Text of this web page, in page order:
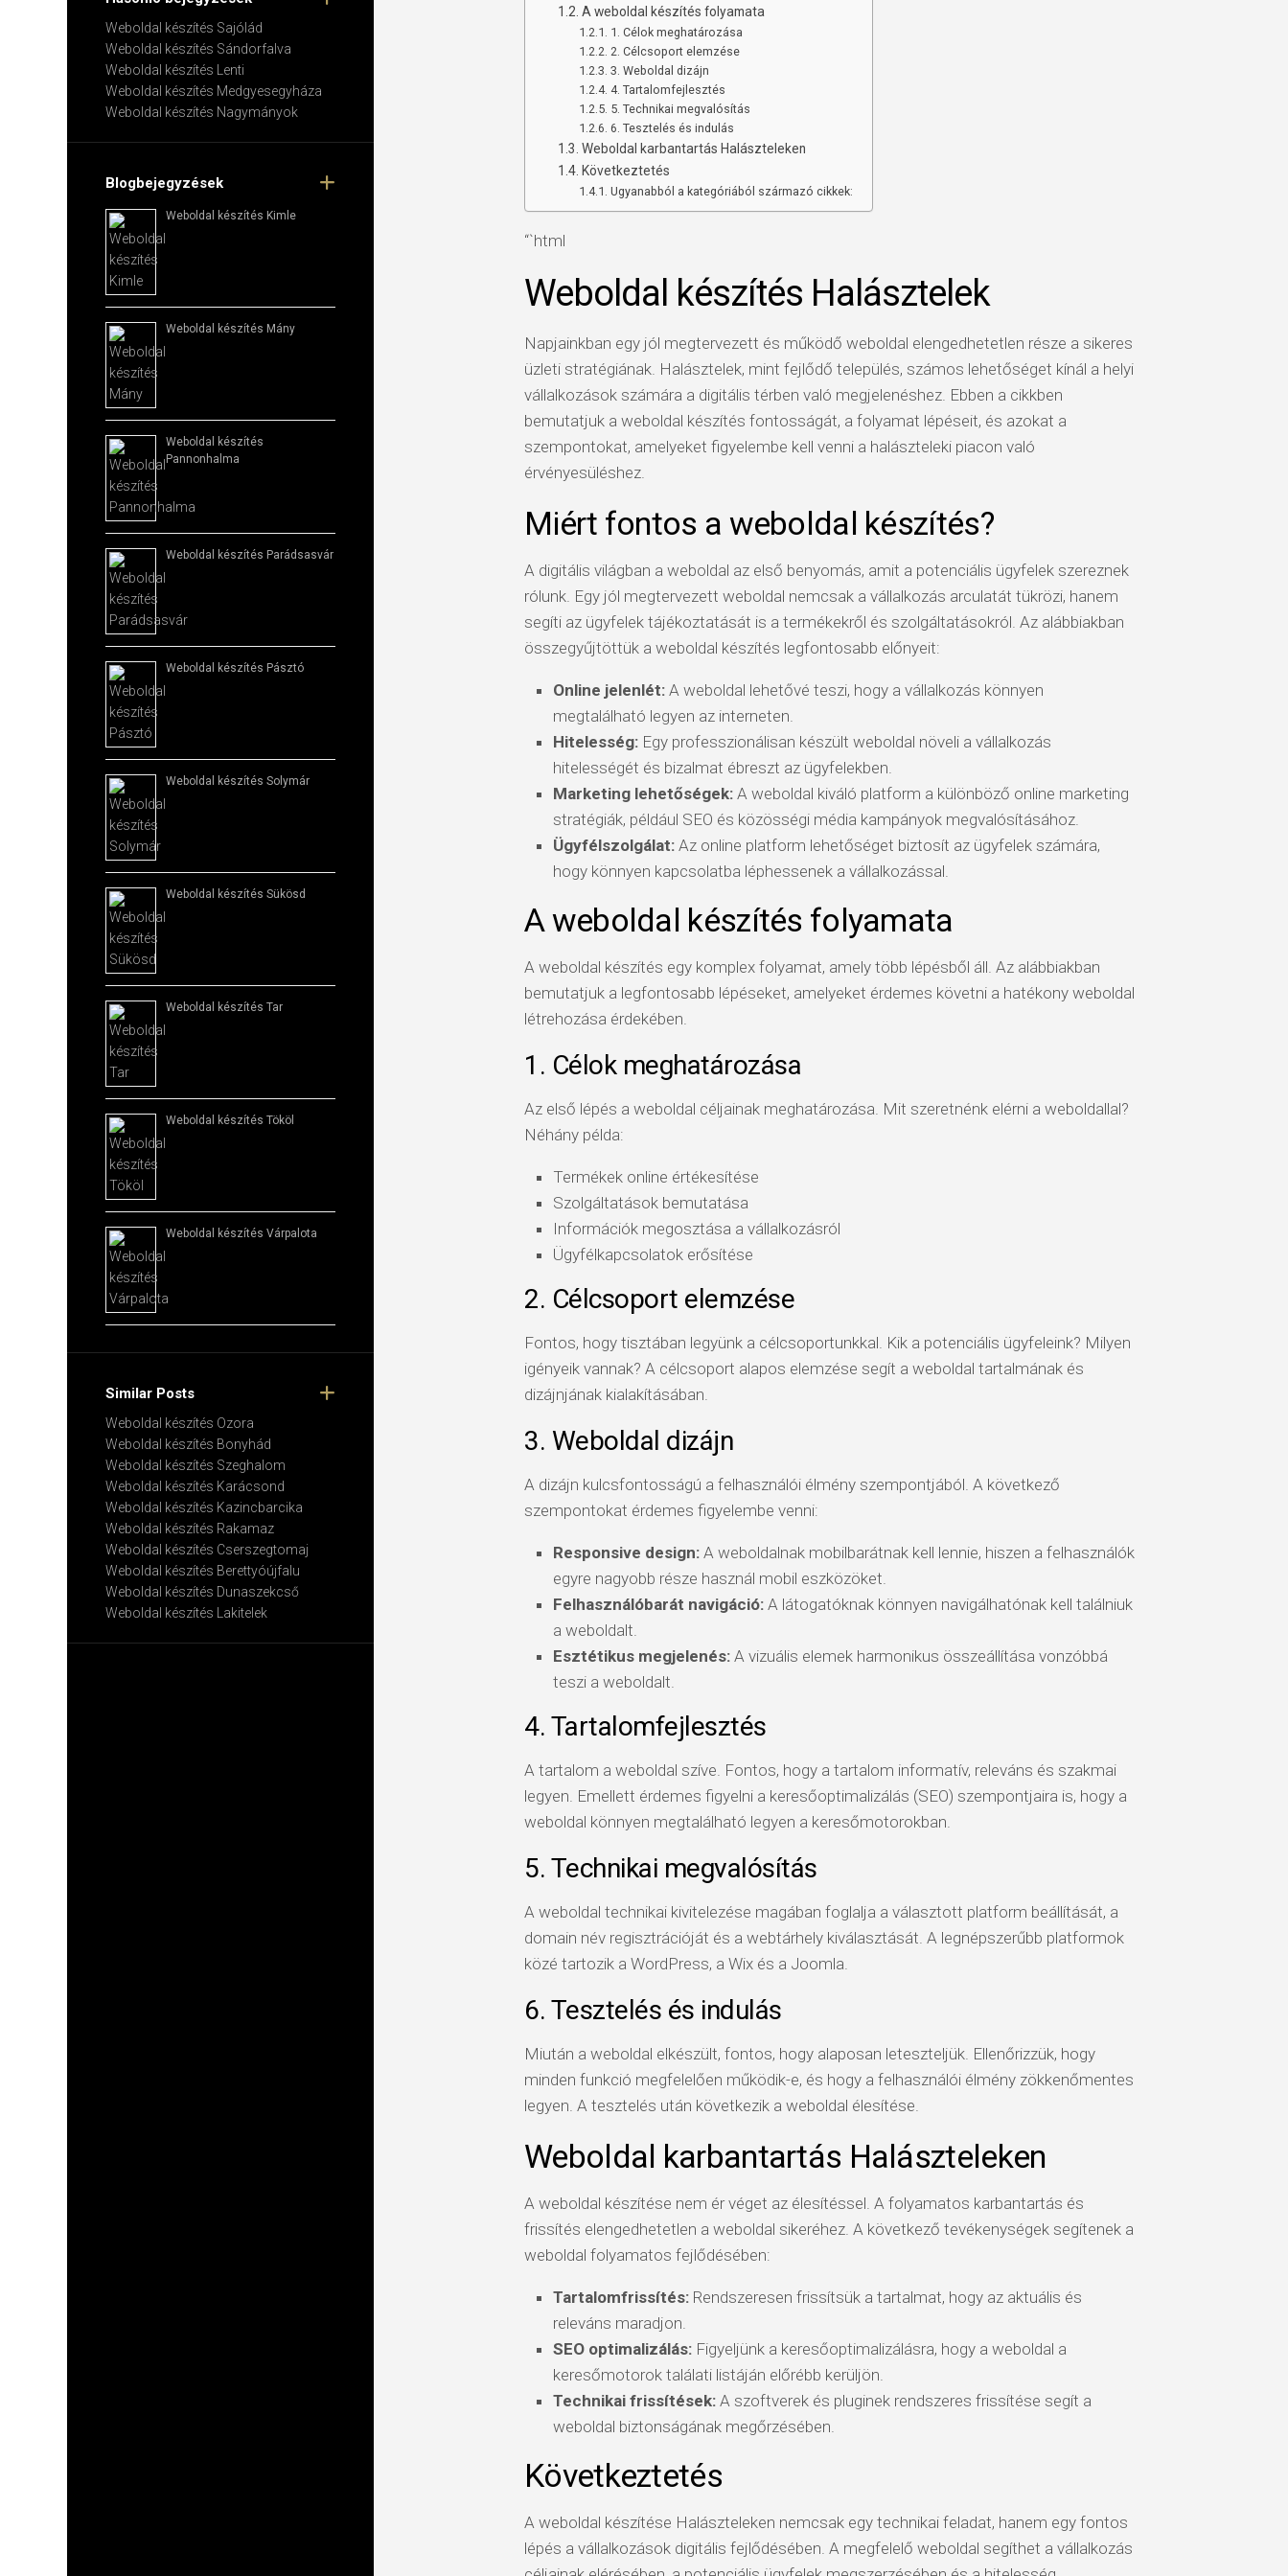
A weboldal készítés folyamata
1. Célok meghatározása
2. Célcsoport elemzése
3. Weboldal dizájn
4. Tartalomfejlesztés
5. Technikai megvalósítás
6. Tesztelés és indulás
Weboldal karbantartás Halászteleken
Következtetés
Ugyanabból a kategóriából származó cikkek:
“`html
Weboldal készítés Halásztelek
Napjainkban egy jól megtervezett és működő weboldal elengedhetetlen része a sikeres
üzleti stratégiának. Halásztelek, mint fejlődő település, számos lehetőséget kínál a helyi
vállalkozások számára a digitális térben való megjelenéshez. Ebben a cikkben
bemutatjuk a weboldal készítés fontosságát, a folyamat lépéseit, és azokat a
szempontokat, amelyeket figyelembe kell venni a halászteleki piacon való
érvényesüléshez.
Miért fontos a weboldal készítés?
A digitális világban a weboldal az első benyomás, amit a potenciális ügyfelek szereznek
rólunk. Egy jól megtervezett weboldal nemcsak a vállalkozás arculatát tükrözi, hanem
segíti az ügyfelek tájékoztatását is a termékekről és szolgáltatásokról. Az alábbiakban
összegyűjtöttük a weboldal készítés legfontosabb előnyeit:
Online jelenlét: A weboldal lehetővé teszi, hogy a vállalkozás könnyen
megtalálható legyen az interneten.
Hitelesség: Egy professzionálisan készült weboldal növeli a vállalkozás
hitelességét és bizalmat ébreszt az ügyfelekben.
Marketing lehetőségek: A weboldal kiváló platform a különböző online marketing
stratégiák, például SEO és közösségi média kampányok megvalósításához.
Ügyfélszolgálat: Az online platform lehetőséget biztosít az ügyfelek számára,
hogy könnyen kapcsolatba léphessenek a vállalkozással.
A weboldal készítés folyamata
A weboldal készítés egy komplex folyamat, amely több lépésből áll. Az alábbiakban
bemutatjuk a legfontosabb lépéseket, amelyeket érdemes követni a hatékony weboldal
létrehozása érdekében.
1. Célok meghatározása
Az első lépés a weboldal céljainak meghatározása. Mit szeretnénk elérni a weboldallal?
Néhány példa:
Termékek online értékesítése
Szolgáltatások bemutatása
Információk megosztása a vállalkozásról
Ügyfélkapcsolatok erősítése
2. Célcsoport elemzése
Fontos, hogy tisztában legyünk a célcsoportunkkal. Kik a potenciális ügyfeleink? Milyen
igényeik vannak? A célcsoport alapos elemzése segít a weboldal tartalmának és
dizájnjának kialakításában.
3. Weboldal dizájn
A dizájn kulcsfontosságú a felhasználói élmény szempontjából. A következő
szempontokat érdemes figyelembe venni:
Responsive design: A weboldalnak mobilbarátnak kell lennie, hiszen a felhasználók
egyre nagyobb része használ mobil eszközöket.
Felhasználóbarát navigáció: A látogatóknak könnyen navigálhatónak kell találniuk
a weboldalt.
Esztétikus megjelenés: A vizuális elemek harmonikus összeállítása vonzóbbá
teszi a weboldalt.
4. Tartalomfejlesztés
A tartalom a weboldal szíve. Fontos, hogy a tartalom informatív, releváns és szakmai
legyen. Emellett érdemes figyelni a keresőoptimalizálás (SEO) szempontjaira is, hogy a
weboldal könnyen megtalálható legyen a keresőmotorokban.
5. Technikai megvalósítás
A weboldal technikai kivitelezése magában foglalja a választott platform beállítását, a
domain név regisztrációját és a webtárhely kiválasztását. A legnépszerűbb platformok
közé tartozik a WordPress, a Wix és a Joomla.
6. Tesztelés és indulás
Miután a weboldal elkészült, fontos, hogy alaposan leteszteljük. Ellenőrizzük, hogy
minden funkció megfelelően működik-e, és hogy a felhasználói élmény zökkenőmentes
legyen. A tesztelés után következik a weboldal élesítése.
Weboldal karbantartás Halászteleken
A weboldal készítése nem ér véget az élesítéssel. A folyamatos karbantartás és
frissítés elengedhetetlen a weboldal sikeréhez. A következő tevékenységek segítenek a
weboldal folyamatos fejlődésében:
Tartalomfrissítés: Rendszeresen frissítsük a tartalmat, hogy az aktuális és
releváns maradjon.
SEO optimalizálás: Figyeljünk a keresőoptimalizálásra, hogy a weboldal a
keresőmotorok találati listáján előrébb kerüljön.
Technikai frissítések: A szoftverek és pluginek rendszeres frissítése segít a
weboldal biztonságának megőrzésében.
Következtetés
A weboldal készítése Halászteleken nemcsak egy technikai feladat, hanem egy fontos
lépés a vállalkozások digitális fejlődésében. A megfelelő weboldal segíthet a vállalkozás
Weboldal készítés​ Sajólád
Weboldal készítés​ Sándorfalva
Weboldal készítés​ Lenti
Weboldal készítés​ Medgyesegyháza
Weboldal készítés​ Nagymányok
Blogbejegyzések
Weboldal készítés​ Kimle
Weboldal készítés​ Mány
Weboldal készítés​
Pannonhalma
Weboldal készítés​ Parádsasvár
Weboldal készítés​ Pásztó
Weboldal készítés​ Solymár
Weboldal készítés​ Sükösd
Weboldal készítés​ Tar
Weboldal készítés​ Tököl
Weboldal készítés​ Várpalota
Similar Posts
Weboldal készítés​ Ozora
Weboldal készítés​ Bonyhád
Weboldal készítés​ Szeghalom
Weboldal készítés​ Karácsond
Weboldal készítés​ Kazincbarcika
Weboldal készítés​ Rakamaz
Weboldal készítés​ Cserszegtomaj
Weboldal készítés​ Berettyóújfalu
Weboldal készítés​ Dunaszekcső
Weboldal készítés​ Lakitelek